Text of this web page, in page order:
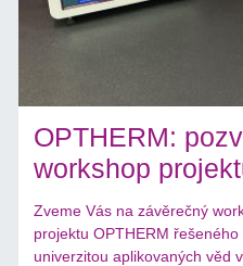
OPTHERM:
workshop
Zveme Vás na závěrečný
projektu OPTHERM
univerzitou aplikovaných věd